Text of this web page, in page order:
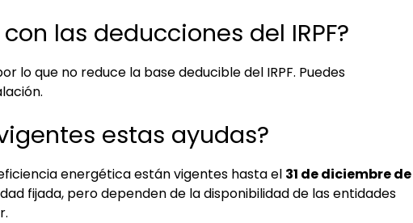
las deducciones del IRPF?
lo que no reduce la base deducible del IRPF. Puedes
estas ayudas?
energética están vigentes hasta el 31 de diciembre de
fijada, pero dependen de la disponibilidad de las entidades